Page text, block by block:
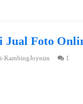
Jual Foto
KambingJoynim 1